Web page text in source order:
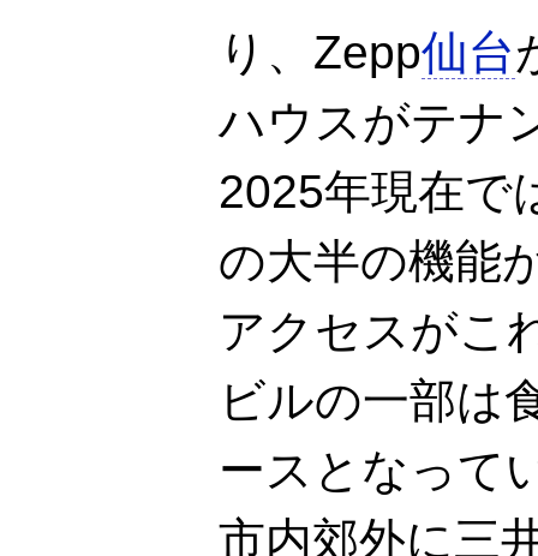
り、Zepp仙台
ハウスがテナ
2025年現在で
の大半の機能
アクセスがこ
ビルの一部は
ースとなって
市内郊外に三